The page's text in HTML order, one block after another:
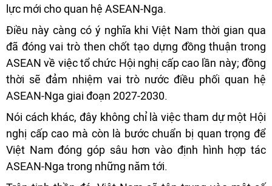
lực mới cho quan hệ ASEAN-Nga.
Điều này càng có ý nghĩa khi Việt Nam thời gian qua
đã đóng vai trò then chốt tạo dựng đồng thuận trong
ASEAN về việc tổ chức Hội nghị cấp cao lần này; đồng
thời sẽ đảm nhiệm vai trò nước điều phối quan hệ
ASEAN-Nga giai đoạn 2027-2030.
Nói cách khác, đây không chỉ là việc tham dự một Hội
nghị cấp cao mà còn là bước chuẩn bị quan trọng để
Việt Nam đóng góp sâu hơn vào định hình hợp tác
ASEAN-Nga trong những năm tới.